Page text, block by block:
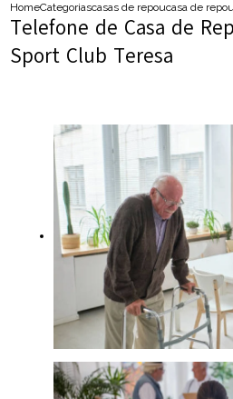
HomeCategoriascasas de repousocasa de
Telefone de Casa de
Sport Club Teresa